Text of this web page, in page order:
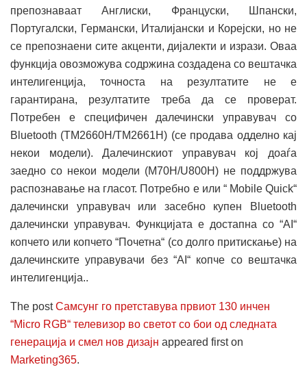
препознаваат Англиски, Француски, Шпански,
Португалски, Германски, Италијански и Корејски, но не
се препознаени сите акценти, дијалекти и изрази. Оваа
функција овозможува содржина создадена со вештачка
интелигенција, точноста на резултатите не е
гарантирана, резултатите треба да се проверат.
Потребен е специфичен далечински управувач со
Bluetooth (TM2660H/TM2661H) (се продава одделно кај
некои модели). Далечинскиот управувач кој доаѓа
заедно со некои модели (M70H/U800H) не поддржува
распознавање на гласот. Потребно е или “ Mobile Quick“
далечински управувач или засебно купен Bluetooth
далечински управувач. Функцијата е достапна со “AI“
копчето или копчето “Почетна“ (со долго притискање) на
далечинските управувачи без “AI“ копче со вештачка
интелигенција..
The postСамсунг го претставува првиот 130 инчен
“Micro RGB“ телевизор во светот со бои од следната
генерација и смел нов дизајн appeared first on
Marketing365.